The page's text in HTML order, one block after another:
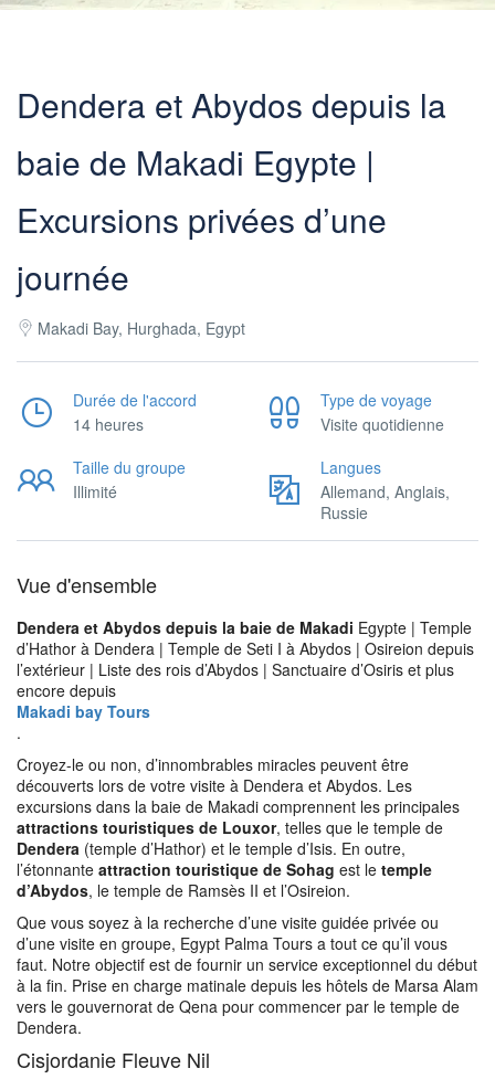
Dendera et Abydos depuis la
baie de Makadi Egypte |
Excursions privées d’une
journée
Makadi Bay, Hurghada, Egypt
Durée de l'accord
14 heures
Type de voyage
Visite quotidienne
Taille du groupe
Illimité
Langues
Allemand, Anglais,
Russie
Vue d'ensemble
Dendera et Abydos depuis la baie de Makadi Egypte | Temple
d’Hathor à Dendera | Temple de Seti I à Abydos | Osireion depuis
l’extérieur | Liste des rois d’Abydos | Sanctuaire d’Osiris et plus
encore depuis
Makadi bay Tours
.
Croyez-le ou non, d’innombrables miracles peuvent être
découverts lors de votre visite à Dendera et Abydos. Les
excursions dans la baie de Makadi comprennent les principales
attractions touristiques de Louxor, telles que le temple de
Dendera (temple d’Hathor) et le temple d’Isis. En outre,
l’étonnante attraction touristique de Sohag est le temple
d’Abydos, le temple de Ramsès II et l’Osireion.
Que vous soyez à la recherche d’une visite guidée privée ou
d’une visite en groupe, Egypt Palma Tours a tout ce qu’il vous
faut. Notre objectif est de fournir un service exceptionnel du début
à la fin. Prise en charge matinale depuis les hôtels de Marsa Alam
vers le gouvernorat de Qena pour commencer par le temple de
Dendera.
Cisjordanie Fleuve Nil